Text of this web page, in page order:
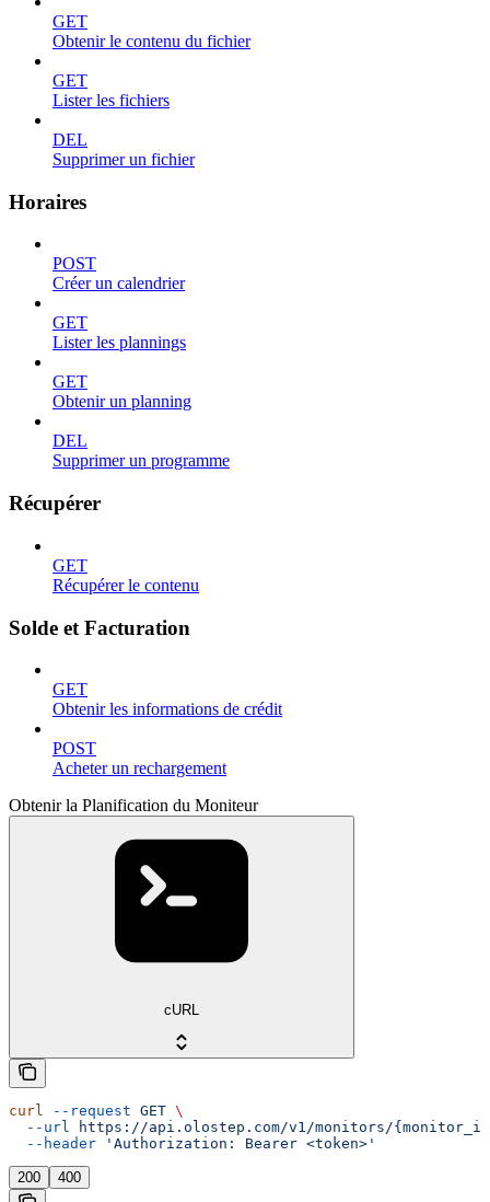
GET
Obtenir le contenu du fichier
GET
Lister les fichiers
DEL
Supprimer un fichier
Horaires
POST
Créer un calendrier
GET
Lister les plannings
GET
Obtenir un planning
DEL
Supprimer un programme
Récupérer
GET
Récupérer le contenu
Solde et Facturation
GET
Obtenir les informations de crédit
POST
Acheter un rechargement
Obtenir la Planification du Moniteur
cURL
curl --request GET \
  --url
https://api.olostep.com/v1/monitors/
  --header
'Authorization: Bearer <token>'
200 400